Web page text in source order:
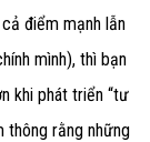
điểm mạnh lẫn
mình), thì bạn
khi phát triển “tư
thông rằng những